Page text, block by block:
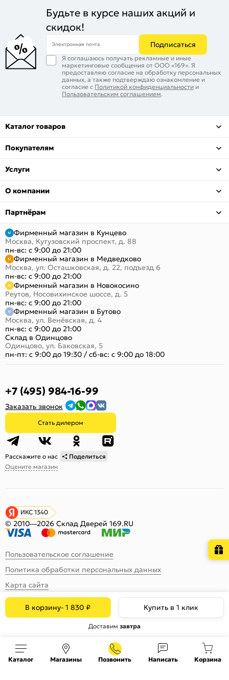
В корзину-1 830 ₽ Купить в 1 клик
Доставим завтра
Будьте в курсе наших акций и
скидок!
Электронная почта Подписаться
Я соглашаюсь получать рекламные и иные
маркетинговые сообщения от ООО «169». Я
предоставляю согласие на обработку персональных
данных, а также подтверждаю ознакомление и
согласие с Политикой конфиденциальности и
Пользовательским соглашением.
Каталог товаров
Покупателям
Услуги
О компании
Партнёрам
Фирменный магазин в Кунцево
Москва, Кутузовский проспект, д. 88
пн-вс: с 9:00 до 21:00
Фирменный магазин в Медведково
Москва, ул. Осташковская, д. 22, подъезд 6
пн-вс: с 9:00 до 21:00
Фирменный магазин в Новокосино
Реутов, Носовихинское шоссе, д. 5
пн-вс: с 9:00 до 21:00
Фирменный магазин в Бутово
Москва, ул. Венёвская, д. 4
пн-вс: с 9:00 до 21:00
Склад в Одинцово
Одинцово, ул. Баковская, 5
пн-пт: с 9:00 до 19:30 /сб-вс: с 9:00 до 18:00
+7 (495) 984-16-99
Заказать звонок
Стать дилером
Расскажите о нас
Поделиться
Оцените магазин
ИКС 1340
© 2010—2026 Склад Дверей 169.RU
Пользовательское соглашение
Политика обработки персональных данных
Карта сайта
Каталог Магазины Позвонить Написать Корзина